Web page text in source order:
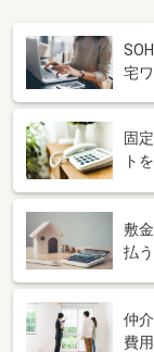
宅
固
ト
敷
払
仲
費